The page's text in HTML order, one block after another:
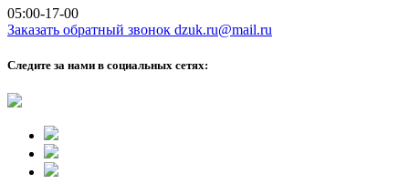
05:00-17-00
Заказать обратный звонок dzuk.ru@mail.ru
Следите за нами в социальных сетях: